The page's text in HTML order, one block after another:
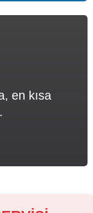
en kısa